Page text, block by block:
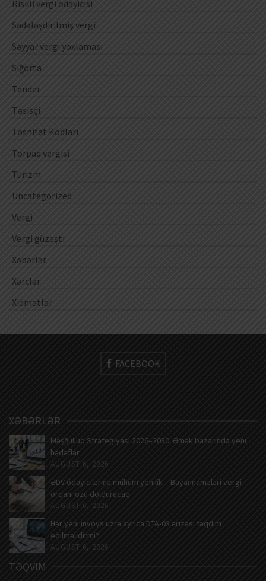
Riskli vergi ödəyicisi
Sadələşdirilmiş vergi
Səyyar vergi yoxlaması
Sığorta
Tender
Təsisçi
Təsnifat Kodları
Torpaq vergisi
Turizm
Uncategorized
Vergi
Vergi güzəşti
Xəbərlər
Xərclər
Xidmətlər
FACEBOOK
XƏBƏRLƏR
Məşğulluq Strategiyası 2026–2030: Əmək bazarında yeni
hədəflər
AUGUST 6, 2026
ƏDV ödəyicilərinə mühüm yenilik – Bəyannamələri vergi
orqanı özü dolduracaq
AUGUST 6, 2026
Hər yeni invoys üzrə ayrıca DTA-03 ərizəsi təqdim
edilməlidirmi?
AUGUST 6, 2026
TƏQVIM